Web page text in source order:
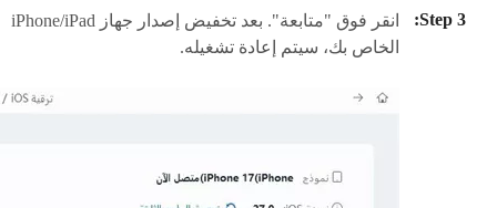
انقر فوق "متابعة". بعد تخفيض إصدار جهاز iPhone/iPad
الخاص بك، سيتم إعادة تشغيله.